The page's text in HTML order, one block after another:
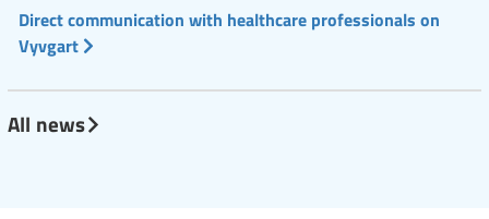
Direct communication with healthcare professionals on
Vyvgart
All news